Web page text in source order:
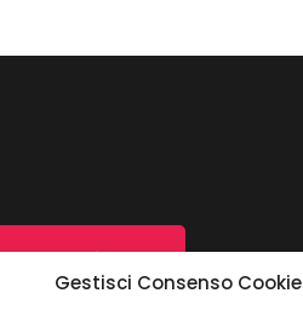
Gestisci Consenso Cookie
ora